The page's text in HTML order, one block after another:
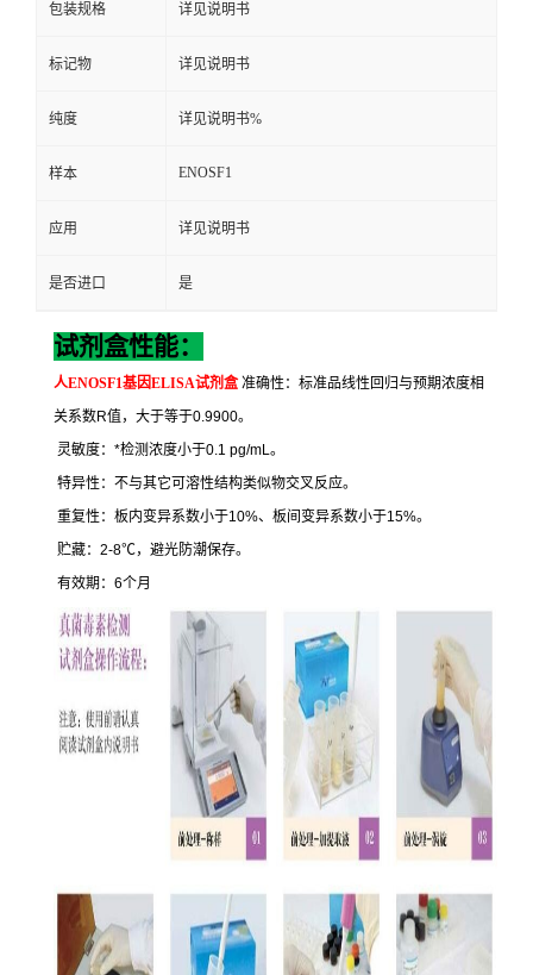
包装规格 详见说明书
标记物 详见说明书
纯度 详见说明书%
样本 ENOSF1
应用 详见说明书
是否进口 是
试剂盒性能：
人ENOSF1基因ELISA试剂盒 准确性：标准品线性回归与预期浓度相
关系数R值，大于等于0.9900。
灵敏度： *检测浓度小于0.1 pg/mL。
特异性：不与其它可溶性结构类似物交叉反应。
重复性：板内变异系数小于10%、板间变异系数小于15%。
贮藏： 2-8℃，避光防潮保存。
有效期： 6个月